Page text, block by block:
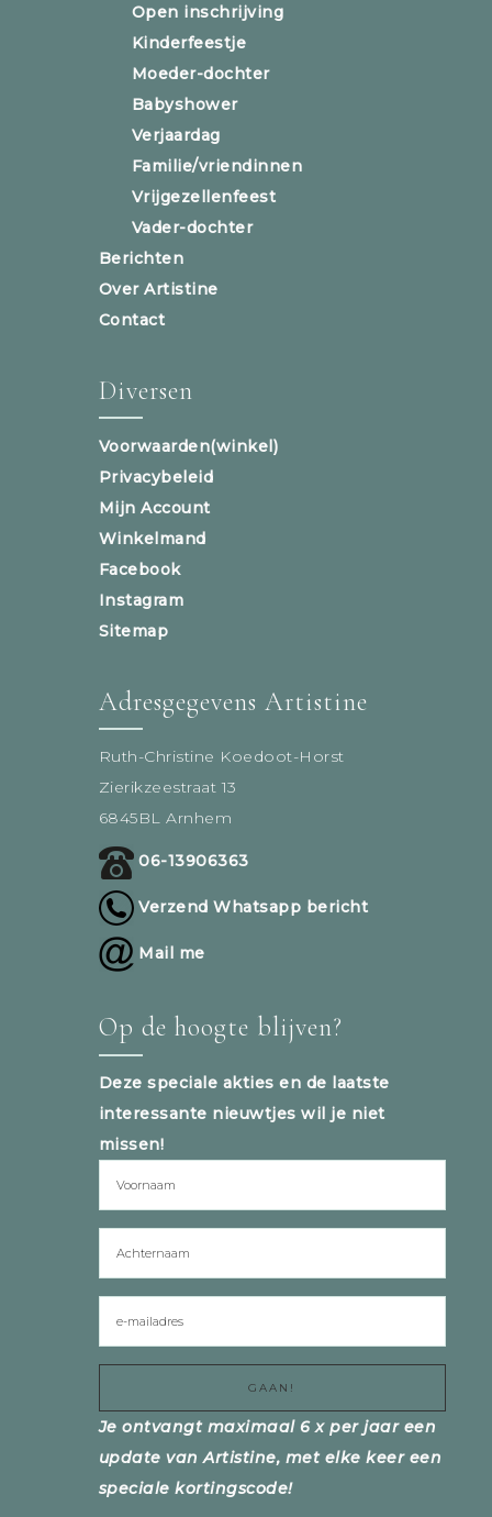
Open inschrijving
Kinderfeestje
Moeder-dochter
Babyshower
Verjaardag
Familie/vriendinnen
Vrijgezellenfeest
Vader-dochter
Berichten
Over Artistine
Contact
Diversen
Voorwaarden(winkel)
Privacybeleid
Mijn Account
Winkelmand
Facebook
Instagram
Sitemap
Adresgegevens Artistine
Ruth-Christine Koedoot-Horst
Zierikzeestraat 13
6845BL Arnhem
06-13906363
Verzend Whatsapp bericht
Mail me
Op de hoogte blijven?
Deze speciale akties en de laatste
interessante nieuwtjes wil je niet
missen!
Je ontvangt maximaal 6 x per jaar een
update van Artistine, met elke keer een
speciale kortingscode!